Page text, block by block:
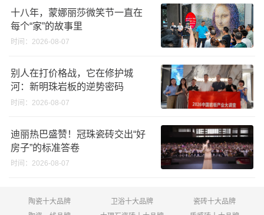
十八年，蒙娜丽莎微笑节一直在
每个“家”的故事里
时间：2026-08-07
别人在打价格战，它在修护城
河：新明珠岩板的逆势密码
时间：2026-08-07
迪丽热巴盛赞！冠珠瓷砖交出“好
房子”的标准答卷
时间：2026-08-07
陶瓷十大品牌 卫浴十大品牌
瓷砖十大品牌